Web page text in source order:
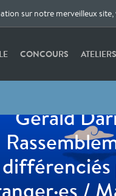
sur notre merveilleux
CONCOURS
Gérald
différenciés